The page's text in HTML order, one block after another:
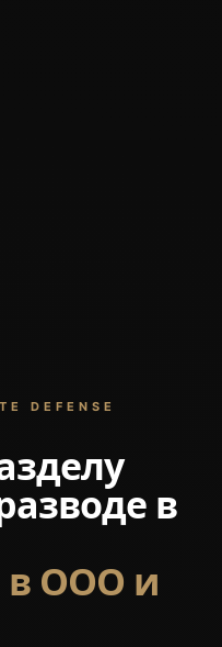
DEFENSE
в
в ООО и